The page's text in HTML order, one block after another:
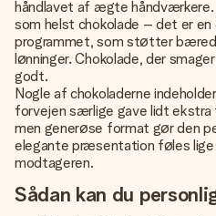
håndlavet af ægte håndværkere.
som helst chokolade – det er
programmet, som støtter
lønninger. Chokolade, der
godt.
Nogle af chokoladerne
forvejen særlige gave lidt
men generøse format gør den
elegante præsentation føles
modtageren.
Sådan kan du